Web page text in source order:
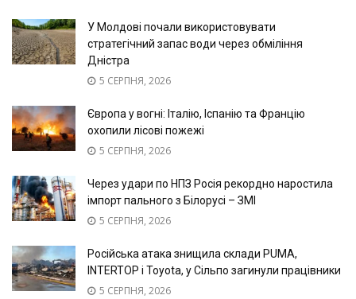
У Молдові почали використовувати
стратегічний запас води через обміління
Дністра
5 СЕРПНЯ, 2026
Європа у вогні: Італію, Іспанію та Францію
охопили лісові пожежі
5 СЕРПНЯ, 2026
Через удари по НПЗ Росія рекордно наростила
імпорт пального з Білорусі – ЗМІ
5 СЕРПНЯ, 2026
Російська атака знищила склади PUMA,
INTERTOP і Toyota, у Сільпо загинули працівники
5 СЕРПНЯ, 2026